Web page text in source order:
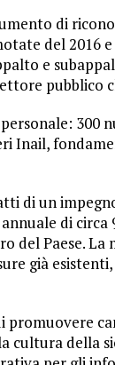
di
del 2016 e
e
pubblico
300
Inail,
di un
di
del Paese.
già
promuovere
cultura della